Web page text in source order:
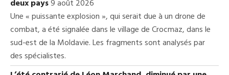
deux pays9 août 2026
Une « puissante explosion », qui serait due à un drone de
combat, a été signalée dans le village de Crocmaz, dans le
sud-est de la Moldavie. Les fragments sont analysés par
des spécialistes.